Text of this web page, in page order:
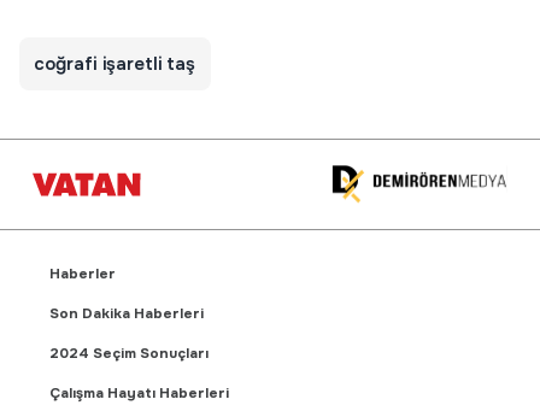
coğrafi işaretli taş
Haberler
Son Dakika Haberleri
2024 Seçim Sonuçları
Çalışma Hayatı Haberleri